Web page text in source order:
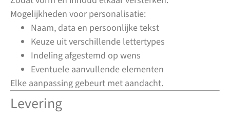
Mogelijkheden voor personalisatie:
Naam, data en persoonlijke tekst
Keuze uit verschillende lettertypes
Indeling afgestemd op wens
Eventuele aanvullende elementen
Elke aanpassing gebeurt met aandacht.
Levering